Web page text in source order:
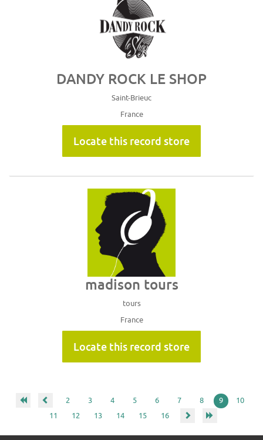
DANDY ROCK LE SHOP
Saint-Brieuc
France
Locate this record store
madison tours
tours
France
Locate this record store
2 3 4 5 6 7 8 9
10
11
12 13 14 15 16